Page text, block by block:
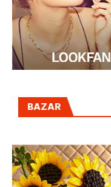
BAZAR